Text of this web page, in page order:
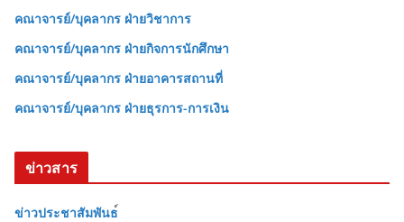
คณาจารย์/บุคลากร ฝ่ายวิชาการ
คณาจารย์/บุคลากร ฝ่ายกิจการนักศึกษา
คณาจารย์/บุคลากร ฝ่ายอาคารสถานที่
คณาจารย์/บุคลากร ฝ่ายธุรการ-การเงิน
ข่าวสาร
ข่าวประชาสัมพันธ